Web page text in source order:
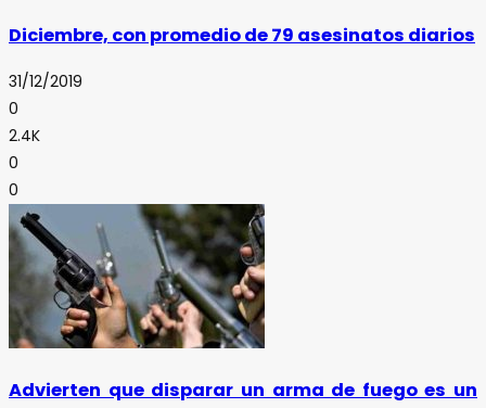
Diciembre, con promedio de 79 asesinatos diarios
31/12/2019
0
2.4K
0
0
Advierten que disparar un arma de fuego es un